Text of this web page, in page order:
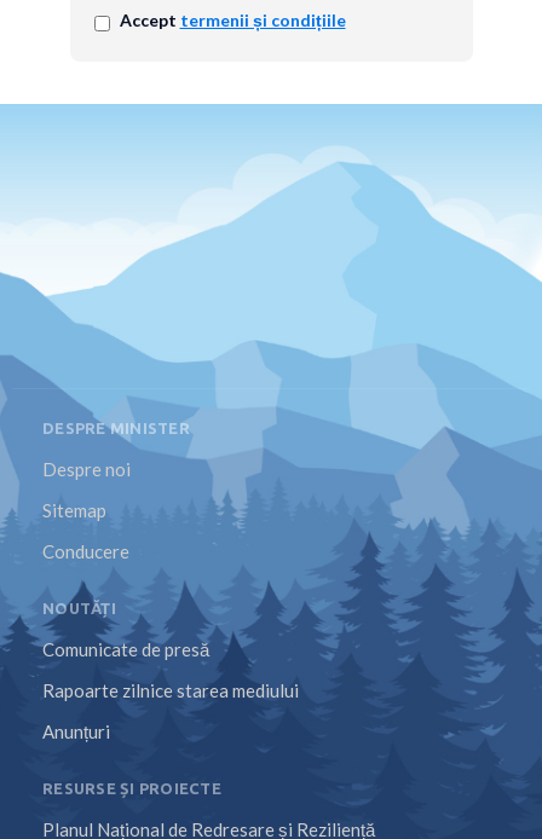
Accept termenii și condițiile
DESPRE MINISTER
Despre noi
Sitemap
Conducere
NOUTĂȚI
Comunicate de presă
Rapoarte zilnice starea mediului
Anunțuri
RESURSE ȘI PROIECTE
Planul Național de Redresare și Reziliență